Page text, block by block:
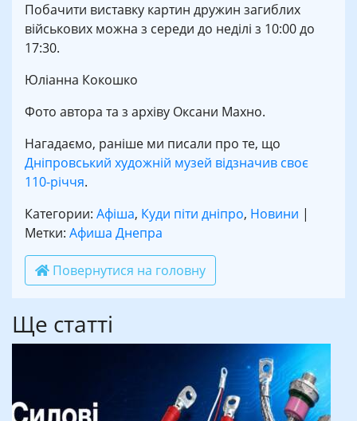
Побачити виставку картин дружин загиблих
військових можна з середи до неділі з 10:00 до
17:30.
Юліанна Кокошко
Фото автора та з архіву Оксани Махно.
Нагадаємо, раніше ми писали про те, що
Дніпровський художній музей відзначив своє
110-річчя.
Категории: Афіша, Куди піти дніпро, Новини |
Метки: Афиша Днепра
Повернутися на головну
Ще статті